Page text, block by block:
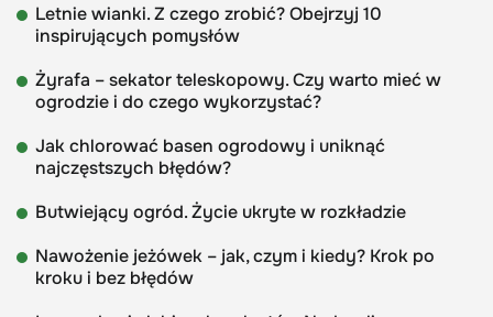
Letnie wianki. Z czego zrobić? Obejrzyj 10
inspirujących pomysłów
Żyrafa – sekator teleskopowy. Czy warto mieć w
ogrodzie i do czego wykorzystać?
Jak chlorować basen ogrodowy i uniknąć
najczęstszych błędów?
Butwiejący ogród. Życie ukryte w rozkładzie
Nawożenie jeżówek – jak, czym i kiedy? Krok po
kroku i bez błędów